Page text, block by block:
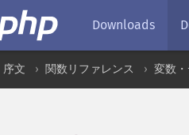
Downloads
序文 関数リファレンス 変数